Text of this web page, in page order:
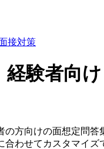
接対策
経験者向け
の方向けの面想定問答
合わせてカスタマイズ